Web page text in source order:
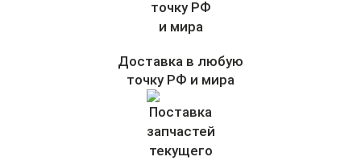
Доставка в любую
точку РФ и мира